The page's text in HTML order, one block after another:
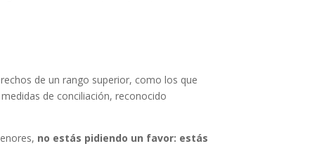
de un rango superior, como los que
de conciliación, reconocido
no estás pidiendo un favor: estás